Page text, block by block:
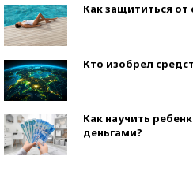
Как защититься от
Кто изобрел
Как научить
деньгами?